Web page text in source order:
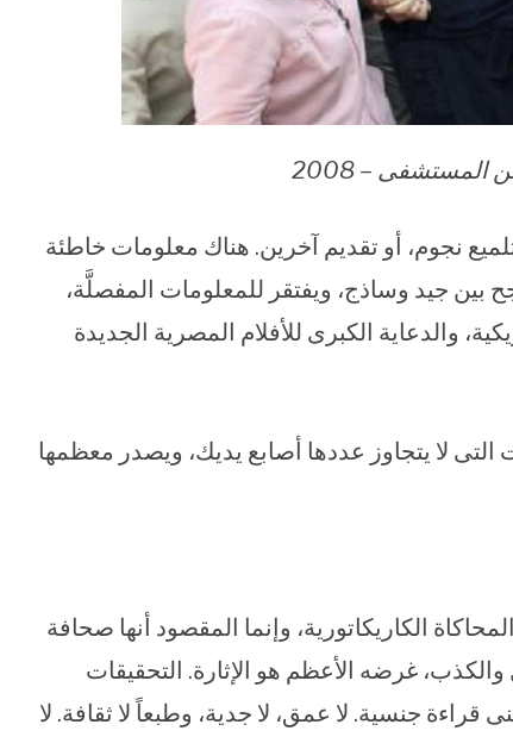
– 2008
نجوم، أو تقديم آخرين. هناك معلومات خاطئة
بين جيد وساذج، ويفتقر للمعلومات المفصلَّة،
والدعاية الكبرى للأفلام المصرية الجديدة
لا يتجاوز عددها أصابع يديك، ويصدر معظمها
الكاريكاتورية، وإنما المقصود أنها صحافة
غرضه الأعظم هو الإثارة. التحقيقات
جنسية. لا عمق، لا جدية، وطبعاً لا ثقافة. لا